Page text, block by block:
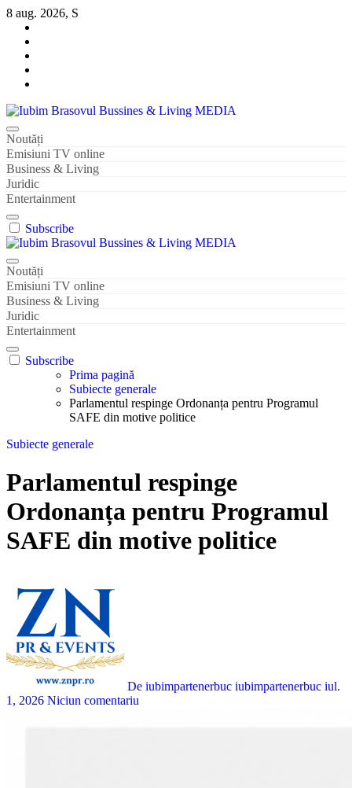
Sari
conținut
8 aug. 2026, S
Iubim Brasovul Bussines & Living MEDIA
Din pasiune și dragoste pentru Brașoveni
Noutăți
Emisiuni TV online
Business & Living
Juridic
Entertainment
Subscribe
Iubim Brasovul Bussines & Living MEDIA
Din pasiune și dragoste pentru Brașoveni
Noutăți
Emisiuni TV online
Business & Living
Juridic
Entertainment
Subscribe
Prima pagină
Subiecte generale
Parlamentul respinge Ordonanța pentru Programul
SAFE din motive politice
Subiecte generale
Parlamentul respinge
Ordonanța pentru Programul
SAFE din motive politice
De iubimpartenerbuc iubimpartenerbuc iul.
1, 2026 Niciun comentariu